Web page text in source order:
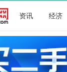
资讯 经济